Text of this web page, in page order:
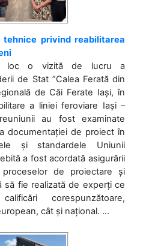
tehnice privind reabilitarea
loc o vizită de lucru a
de Stat ”Calea Ferată din
de Căi Ferate Iași, în
a liniei feroviare Iași –
au fost examinate
documentației de proiect în
și standardele Uniunii
a fost acordată asigurării
de proiectare și
să fie realizată de experți ce
corespunzătoare,
cât și național. ...